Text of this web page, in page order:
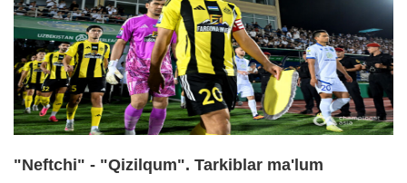
"Neftchi" - "Qizilqum". Tarkiblar ma'lum